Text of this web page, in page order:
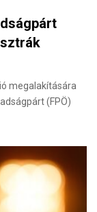
megalakítására
(FPÖ)